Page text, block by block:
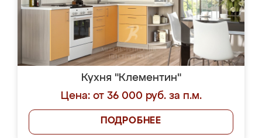
Кухня "Клементин"
Цена: от 36 000 руб. за п.м.
ПОДРОБНЕЕ